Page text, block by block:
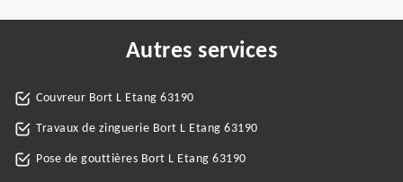
Autres services
Couvreur Bort L Etang 63190
Travaux de zinguerie Bort L Etang 63190
Pose de gouttières Bort L Etang 63190